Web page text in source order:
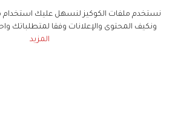
نستخدم ملفات الكوكيز لنسهل عليك استخدام
ونكيف المحتوى والإعلانات وفقا لمتطلباتك
المزيد